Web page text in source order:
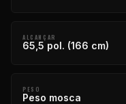
ALCANÇAR
65,5 pol. (166 cm)
PESO
Peso mosca